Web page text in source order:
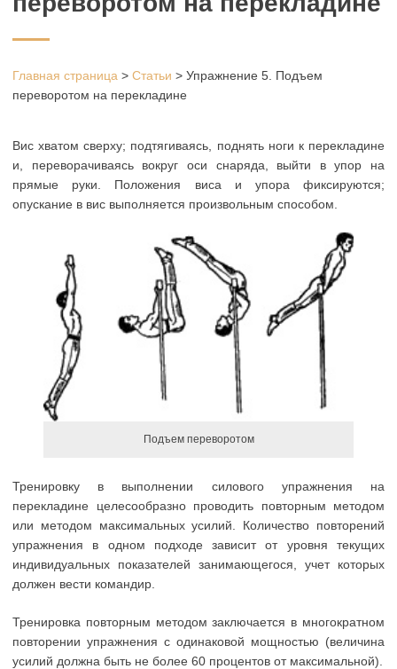
Главная страница > Статьи > Упражнение 5. Подъем
переворотом на перекладине
Вис хватом сверху; подтягиваясь, поднять ноги к перекладине
и, переворачиваясь вокруг оси снаряда, выйти в упор на
прямые руки. Положения виса и упора фиксируются;
опускание в вис выполняется произвольным способом.
Подъем переворотом
Тренировку в выполнении силового упражнения на
перекладине целесообразно проводить повторным методом
или методом максимальных усилий. Количество повторений
упражнения в одном подходе зависит от уровня текущих
индивидуальных показателей занимающегося, учет которых
должен вести командир.
Тренировка повторным методом заключается в многократном
повторении упражнения с одинаковой мощностью (величина
усилий должна быть не более 60 процентов от максимальной).